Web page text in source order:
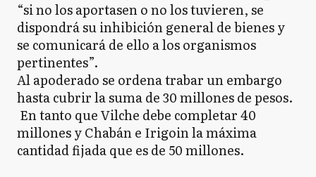
“si no los aportasen o no los tuvieren, se
dispondrá su inhibición general de bienes y
se comunicará de ello a los organismos
pertinentes”.
Al apoderado se ordena trabar un embargo
hasta cubrir la suma de 30 millones de pesos.
En tanto que Vilche debe completar 40
millones y Chabán e Irigoin la máxima
cantidad fijada que es de 50 millones.